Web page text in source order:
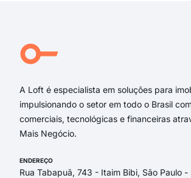
A Loft é especialista em soluções para
impulsionando o setor em todo o Brasil
comerciais, tecnológicas e financeiras
Mais Negócio.
ENDEREÇO
Rua Tabapuã, 743 - Itaim Bibi, São Paulo